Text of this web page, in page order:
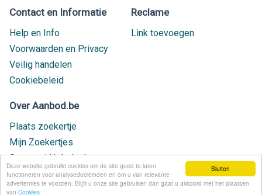
Sluiten
Deze website gebruikt cookies om de site goed te laten
functioneren voor analysedoeleinden en om u van relevante
advertenties te voorzien. Blijft u onze site gebruiken dan gaat u akkoord met het plaatsen
van Cookies
Contact en Informatie
Help en Info
Voorwaarden en Privacy
Veilig handelen
Cookiebeleid
Reclame
Link toevoegen
Over Aanbod.be
Plaats zoekertje
Mijn Zoekertjes
Contact / Helpdesk
Nieuw geplaatst